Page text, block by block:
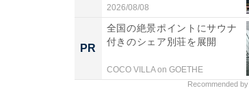
ス...
2026/08/08
PR
全国の絶景ポイントにサウナ
付きのシェア別荘を展開
COCO VILLA on GOETHE
Recommended by